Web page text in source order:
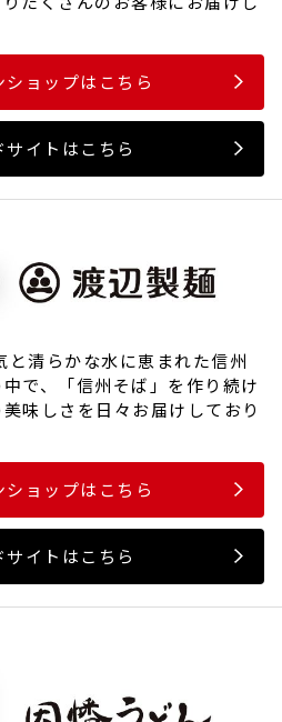
ショップはこちら
サイトはこちら
清らかな水に恵まれた信州
で、「信州そば」を作り続け
味しさを日々お届けしており
ショップはこちら
サイトはこちら